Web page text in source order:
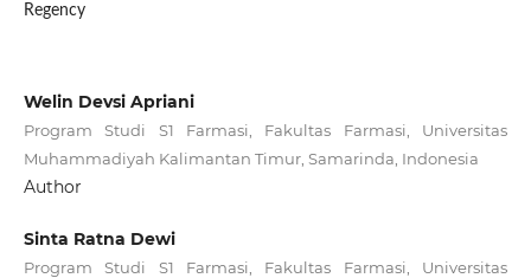
Regency
Welin Devsi Apriani
Program Studi S1 Farmasi, Fakultas Farmasi, Universitas
Muhammadiyah Kalimantan Timur, Samarinda, Indonesia
Author
Sinta Ratna Dewi
Program Studi S1 Farmasi, Fakultas Farmasi, Universitas